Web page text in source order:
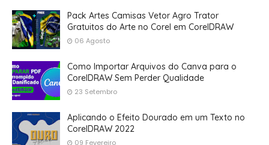
Pack Artes Camisas Vetor Agro Trator
Gratuitos do Arte no Corel em CorelDRAW
06 Agosto
Como Importar Arquivos do Canva para o
CorelDRAW Sem Perder Qualidade
23 Setembro
Aplicando o Efeito Dourado em um Texto no
CorelDRAW 2022
09 Fevereiro